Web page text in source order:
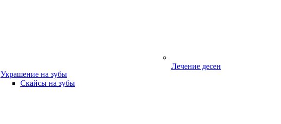
Украшение на зубы
Скайсы на зубы
Лечение десен